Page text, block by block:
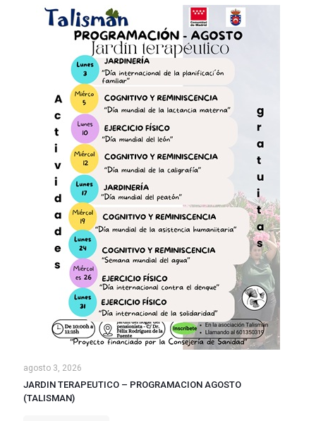
agosto 3, 2026
JARDIN TERAPEUTICO – PROGRAMACION AGOSTO
(TALISMAN)